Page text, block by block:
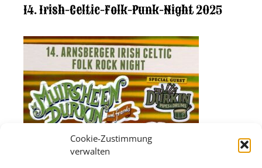
Cookie-Zustimmung
verwalten
14. Irish-Celtic-Folk-Punk-Night 2025